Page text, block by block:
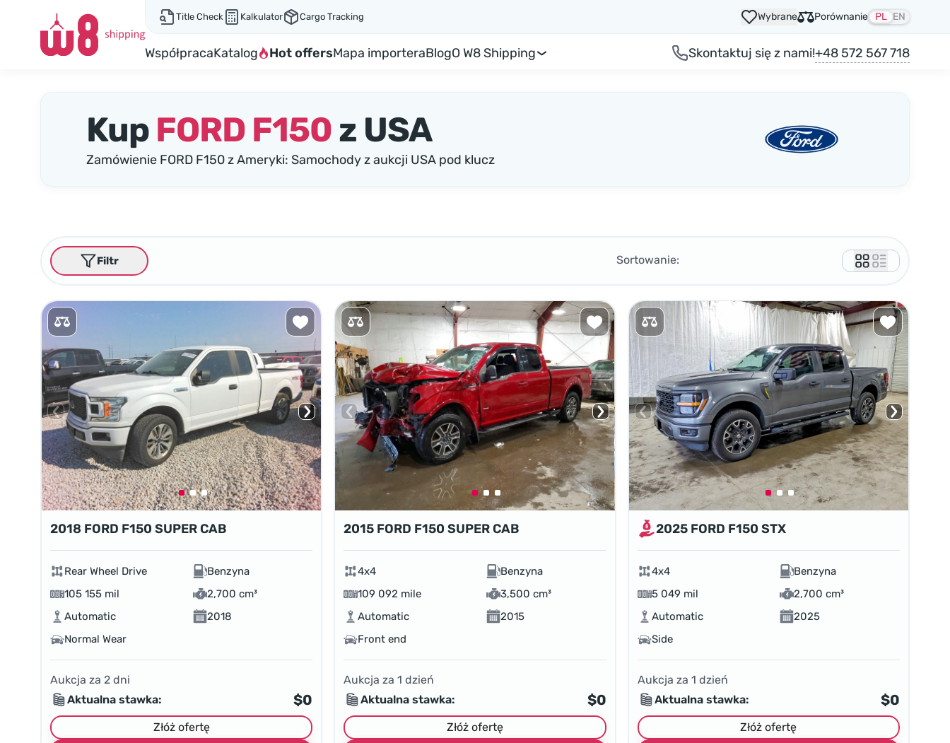
Title Check Kalkulator Cargo Tracking Wybrane Porównanie PL EN
WspółpracaKatalog Hot offersMapa importeraBlogO W8 Shipping Skontaktuj się z nami!+48 572 567 718
Kup FORD F150 z USA
Zamówienie FORD F150 z Ameryki: Samochody z aukcji USA pod klucz
Sortowanie:
Filtr
2018 FORD F150 SUPER CAB
Rear Wheel Drive
Benzyna
105 155 mil
2,700 cm³
Automatic
2018
Normal Wear
Aukcja za 2 dni
Aktualna stawka:
$0
Złóż ofertę
2015 FORD F150 SUPER CAB
4x4
Benzyna
109 092 mile
3,500 cm³
Automatic
2015
Front end
Aukcja za1 dzień
Aktualna stawka:
$0
Złóż ofertę
2025 FORD F150 STX
4x4
Benzyna
5 049 mil
2,700 cm³
Automatic
2025
Side
Aukcja za 1 dzień
Aktualna stawka:
$0
Złóż ofertę